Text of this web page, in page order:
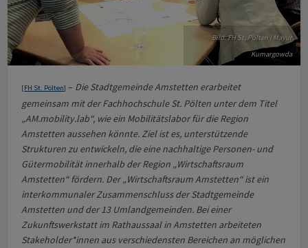
Bild: FH St. Pölten | Mayur
Kumargowda
[FH St. Pölten] – Die Stadtgemeinde Amstetten erarbeitet
gemeinsam mit der Fachhochschule St. Pölten unter dem Titel
„AM.mobility.lab“, wie ein Mobilitätslabor für die Region
Amstetten aussehen könnte. Ziel ist es, unterstützende
Strukturen zu entwickeln, die eine nachhaltige Personen- und
Gütermobilität innerhalb der Region „Wirtschaftsraum
Amstetten“ fördern. Der „Wirtschaftsraum Amstetten“ ist ein
interkommunaler Zusammenschluss der Stadtgemeinde
Amstetten und der 13 Umlandgemeinden. Bei einer
Zukunftswerkstatt im Rathaussaal in Amstetten arbeiteten
Stakeholder*innen aus verschiedensten Bereichen an möglichen